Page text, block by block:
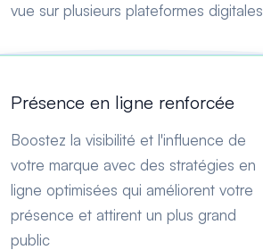
vue sur plusieurs plateformes digitales
Présence en ligne renforcée
Boostez la visibilité et l'influence de
votre marque avec des stratégies en
ligne optimisées qui améliorent votre
présence et attirent un plus grand
public